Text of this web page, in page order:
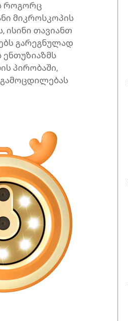
როგორც
მიკროსკოპის
ისინი თავიანთ
გარეგნულად
ენთუზიაზმს
პირობაში,